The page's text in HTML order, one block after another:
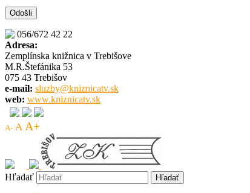
056/672 42 22
Adresa:
Zemplínska knižnica v Trebišove
M.R.Štefánika 53
075 43 Trebišov
e-mail: sluzby@kniznicatv.sk
web: www.kniznicatv.sk
A- A A+
Hľadať